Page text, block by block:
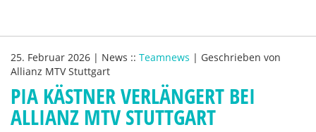
25. Februar 2026 | News :: Teamnews | Geschrieben von
Allianz MTV Stuttgart
PIA KÄSTNER VERLÄNGERT BEI
ALLIANZ MTV STUTTGART